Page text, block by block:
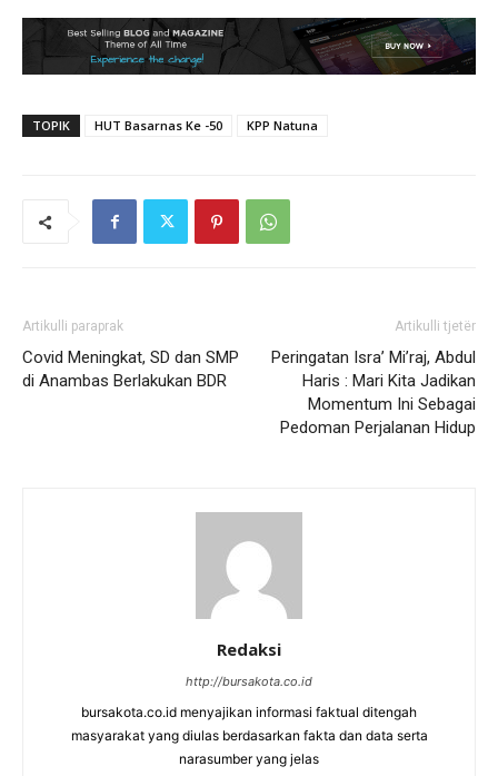
TOPIK HUT Basarnas Ke -50 KPP Natuna
Artikulli paraprak
Covid Meningkat, SD dan SMP
di Anambas Berlakukan BDR
Artikulli tjetër
Peringatan Isra’ Mi’raj, Abdul
Haris : Mari Kita Jadikan
Momentum Ini Sebagai
Pedoman Perjalanan Hidup
Redaksi
http://bursakota.co.id
bursakota.co.id menyajikan informasi faktual ditengah
masyarakat yang diulas berdasarkan fakta dan data serta
narasumber yang jelas